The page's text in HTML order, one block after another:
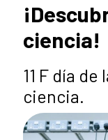
ciencia!
11 F día
ciencia.